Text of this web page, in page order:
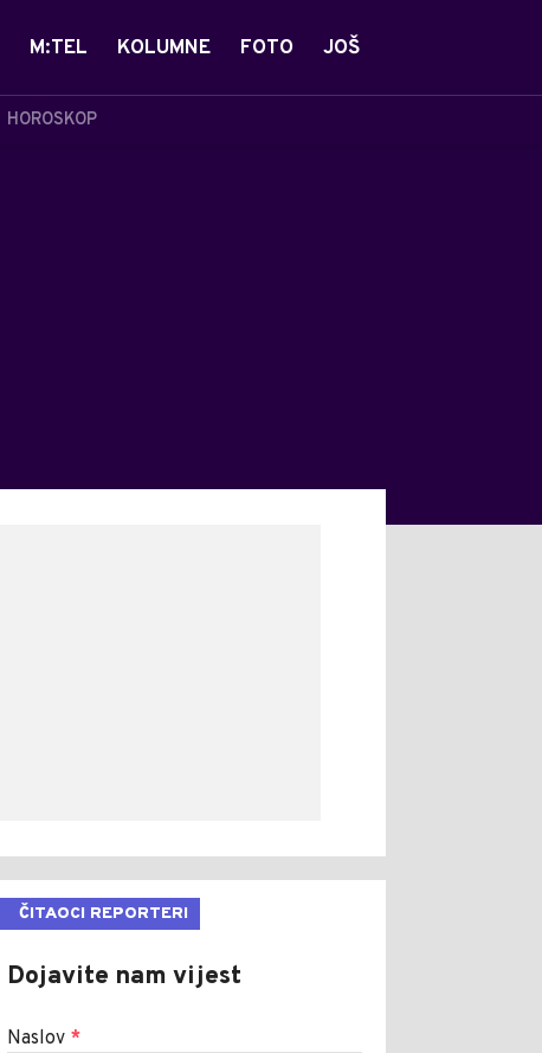
HOROSKOP
M:TEL KOLUMNE FOTO JOŠ
ČITAOCI REPORTERI
Dojavite nam vijest
Naslov *